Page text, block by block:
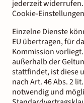
jederzeit
Cookie-
Einzelne Dienste
EU übertragen, für
Kommission
außerhalb der
stattfindet, ist diese
nach Art. 46 Abs. 2
notwendig und